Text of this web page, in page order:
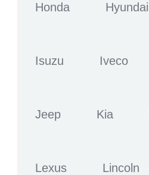
Honda Hyundai
Isuzu Iveco
Jeep Kia
Lexus Lincoln